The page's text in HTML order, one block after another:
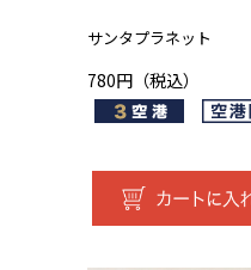
サンタプラネット
780円（税込）